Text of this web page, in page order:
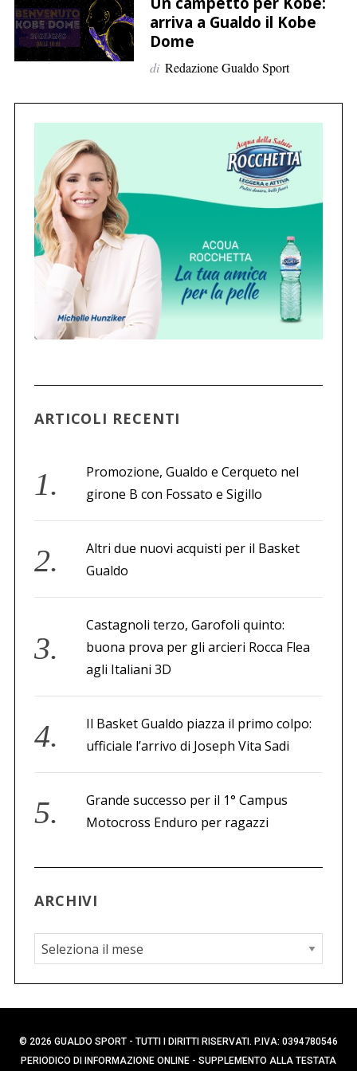
e
r
arriva a Gualdo il Kobe
Dome
di Redazione Gualdo Sport
ARTICOLI RECENTI
Promozione, Gualdo e Cerqueto nel
girone B con Fossato e Sigillo
Altri due nuovi acquisti per il Basket
Gualdo
Castagnoli terzo, Garofoli quinto:
buona prova per gli arcieri Rocca Flea
agli Italiani 3D
Il Basket Gualdo piazza il primo colpo:
ufficiale l’arrivo di Joseph Vita Sadi
Grande successo per il 1° Campus
Motocross Enduro per ragazzi
ARCHIVI
A
r
c
h
i
v
© 2026 GUALDO SPORT - TUTTI I DIRITTI RISERVATI. P.IVA: 0394780546
PERIODICO DI INFORMAZIONE ONLINE - SUPPLEMENTO ALLA TESTATA
C
e
r
e
r